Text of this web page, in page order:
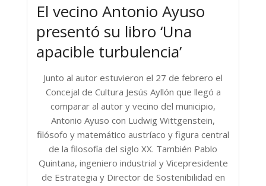
El vecino Antonio Ayuso
presentó su libro ‘Una
apacible turbulencia’
Junto al autor estuvieron el 27 de febrero el
Concejal de Cultura Jesús Ayllón que llegó a
comparar al autor y vecino del municipio,
Antonio Ayuso con Ludwig Wittgenstein,
filósofo y matemático austríaco y figura central
de la filosofía del siglo XX. También Pablo
Quintana, ingeniero industrial y Vicepresidente
de Estrategia y Director de Sostenibilidad en